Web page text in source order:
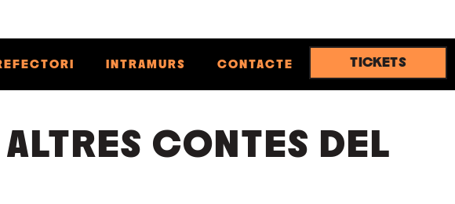
INTRAMURS CONTACTE TICKETS
CONTES DEL